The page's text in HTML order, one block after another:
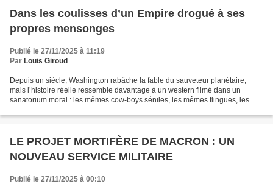
Dans les coulisses d’un Empire drogué à ses
propres mensonges
Publié le 27/11/2025 à 11:19
Par Louis Giroud
Depuis un siècle, Washington rabâche la fable du sauveteur planétaire,
mais l’histoire réelle ressemble davantage à un western filmé dans un
sanatorium moral : les mêmes cow-boys séniles, les mêmes flingues, les
LE PROJET MORTIFÈRE DE MACRON : UN
NOUVEAU SERVICE MILITAIRE
Publié le 27/11/2025 à 00:10